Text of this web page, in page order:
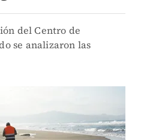
del Centro de
se analizaron las